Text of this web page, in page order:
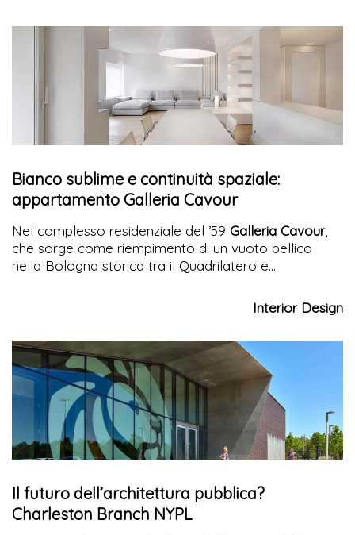
Bianco sublime e continuità spaziale:
appartamento Galleria Cavour
Nel complesso residenziale del ’59 Galleria Cavour,
che sorge come riempimento di un vuoto bellico
nella Bologna storica tra il Quadrilatero e
identità contemporanea. Luce, spaziosità e soluzioni
d’arredo su misura rivoluzionano l’abitare
Interior Design
Il futuro dell’architettura pubblica?
Charleston Branch NYPL